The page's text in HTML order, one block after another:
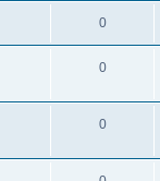
0
0
0